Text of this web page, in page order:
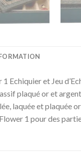
Echiquier et Jeu
plaqué or et
laquée et plaquée
1 pour des